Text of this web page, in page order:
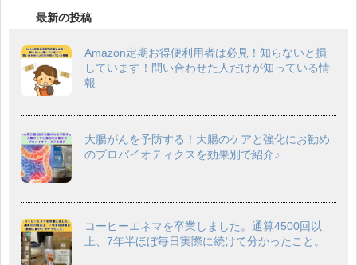
最新の投稿
Amazon定期お得便利用者は必見！知らないと損
しています！問い合わせた人だけが知っている情
報
大腸がんを予防する！大腸のケアと強化にお勧め
のプロバイオティクスを効果別で紹介♪
コーヒーエネマを卒業しました。通算4500回以
上、7年半ほぼ毎日実際に続けて分かったこと。